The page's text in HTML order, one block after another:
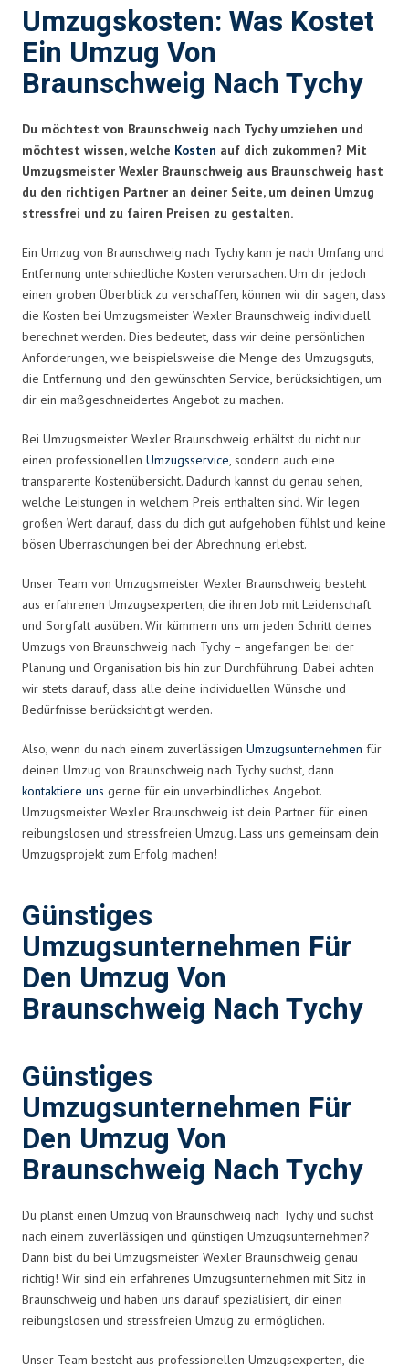
Umzugskosten: Was Kostet
Ein Umzug Von
Braunschweig Nach Tychy
Du möchtest von Braunschweig nach Tychy umziehen und
möchtest wissen, welche Kosten auf dich zukommen? Mit
Umzugsmeister Wexler Braunschweig aus Braunschweig hast
du den richtigen Partner an deiner Seite, um deinen Umzug
stressfrei und zu fairen Preisen zu gestalten.
Ein Umzug von Braunschweig nach Tychy kann je nach Umfang und
Entfernung unterschiedliche Kosten verursachen. Um dir jedoch
einen groben Überblick zu verschaffen, können wir dir sagen, dass
die Kosten bei Umzugsmeister Wexler Braunschweig individuell
berechnet werden. Dies bedeutet, dass wir deine persönlichen
Anforderungen, wie beispielsweise die Menge des Umzugsguts,
die Entfernung und den gewünschten Service, berücksichtigen, um
dir ein maßgeschneidertes Angebot zu machen.
Bei Umzugsmeister Wexler Braunschweig erhältst du nicht nur
einen professionellen Umzugsservice, sondern auch eine
transparente Kostenübersicht. Dadurch kannst du genau sehen,
welche Leistungen in welchem Preis enthalten sind. Wir legen
großen Wert darauf, dass du dich gut aufgehoben fühlst und keine
bösen Überraschungen bei der Abrechnung erlebst.
Unser Team von Umzugsmeister Wexler Braunschweig besteht
aus erfahrenen Umzugsexperten, die ihren Job mit Leidenschaft
und Sorgfalt ausüben. Wir kümmern uns um jeden Schritt deines
Umzugs von Braunschweig nach Tychy – angefangen bei der
Planung und Organisation bis hin zur Durchführung. Dabei achten
wir stets darauf, dass alle deine individuellen Wünsche und
Bedürfnisse berücksichtigt werden.
Also, wenn du nach einem zuverlässigen Umzugsunternehmen für
deinen Umzug von Braunschweig nach Tychy suchst, dann
kontaktiere uns gerne für ein unverbindliches Angebot.
Umzugsmeister Wexler Braunschweig ist dein Partner für einen
reibungslosen und stressfreien Umzug. Lass uns gemeinsam dein
Umzugsprojekt zum Erfolg machen!
Günstiges
Umzugsunternehmen Für
Den Umzug Von
Braunschweig Nach Tychy
Günstiges
Umzugsunternehmen Für
Den Umzug Von
Braunschweig Nach Tychy
Du planst einen Umzug von Braunschweig nach Tychy und suchst
nach einem zuverlässigen und günstigen Umzugsunternehmen?
Dann bist du bei Umzugsmeister Wexler Braunschweig genau
richtig! Wir sind ein erfahrenes Umzugsunternehmen mit Sitz in
Braunschweig und haben uns darauf spezialisiert, dir einen
reibungslosen und stressfreien Umzug zu ermöglichen.
Unser Team besteht aus professionellen Umzugsexperten, die